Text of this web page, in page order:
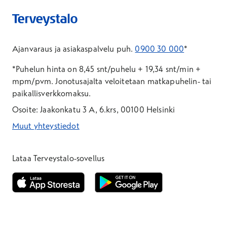
Ajanvaraus ja asiakaspalvelu puh. 0900 30 000*
*Puhelun hinta on 8,45 snt/puhelu + 19,34 snt/min +
mpm/pvm.Jonotusajalta veloitetaan matkapuhelin- tai
paikallisverkkomaksu.
Osoite: Jaakonkatu 3 A, 6.krs, 00100 Helsinki
Muut yhteystiedot
Lataa Terveystalo-sovellus